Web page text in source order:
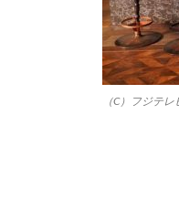
（C）フジテレ